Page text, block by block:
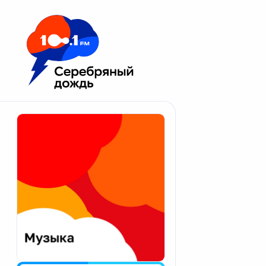
Москва 100.1 FM
Апатиты
Екатеринбург
Калининград
Калуга